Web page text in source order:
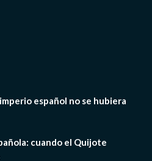
español no se hubiera
cuando el Quijote